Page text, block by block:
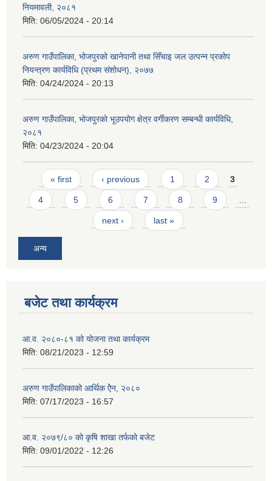
नियमावली, २०८१
मिति: 06/05/2024 - 20:14
अरुण गाउँपालिका, भोजपुरको खानेपानी तथा सिँचाइ जल उत्पन्न प्रकोप
नियन्त्रण कार्यविधि (प्रथम संशोधन), २०७७
मिति: 04/24/2024 - 20:13
अरुण गाउँपालिका, भोजपुरको भूउपयोग क्षेत्र वर्गीकरण सम्बन्धी कार्यविधि,
२०८१
मिति: 04/23/2024 - 20:04
Pages
« first ‹ previous 1 2 3
4 5 6 7 8 9
next › last »
अन्य
बजेट तथा कार्यक्रम
आ.व. २०८०-८१ को योजना तथा कार्यक्रम
मिति: 08/21/2023 - 12:59
अरुण गाउँपालिकाको आर्थिक ऐेन, २०८०
मिति: 07/17/2023 - 16:57
आ.व. २०७९/८० को कृषि शाखा तर्फको बजेट
मिति: 09/01/2022 - 12:26